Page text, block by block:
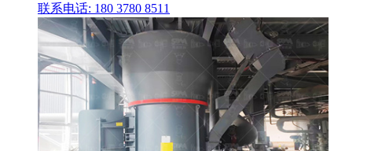
联系电话: 180 3780 8511